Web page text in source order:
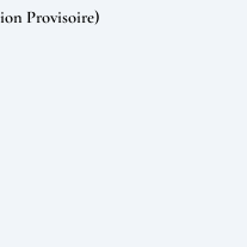
Provisoire)